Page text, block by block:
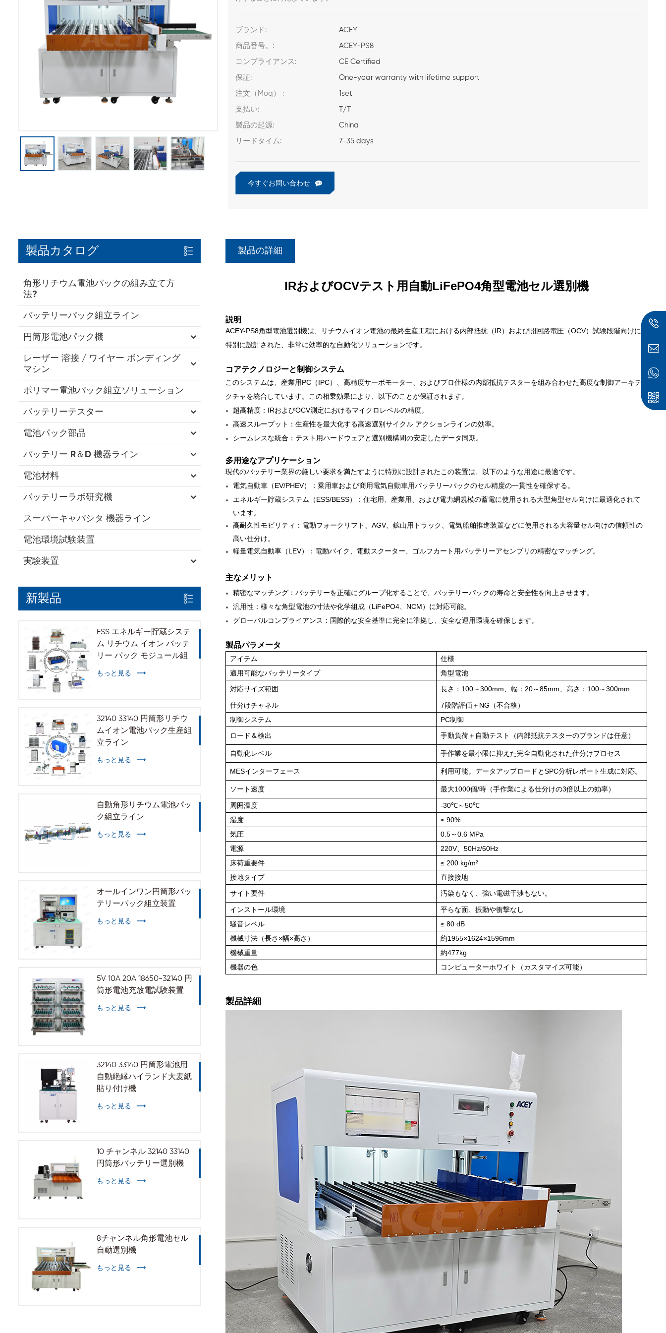
ブランド: ACEY
商品番号。: ACEY-PS8
コンプライアンス: CE Certified
保証: One-year warranty with lifetime support
注文（Moq） : 1set
支払い: T/T
製品の起源: China
リードタイム: 7-35 days
今すぐお問い合わせ
製品カタログ
角形リチウム電池パックの組み立て方
法?
バッテリーパック組立ライン
円筒形電池パック機
レーザー 溶接 / ワイヤー ボンディング
マシン
ポリマー電池パック組立ソリューション
バッテリーテスター
電池パック部品
バッテリー R＆D 機器ライン
電池材料
バッテリーラボ研究機
スーパーキャパシタ 機器ライン
電池環境試験装置
実験装置
新製品
ESS エネルギー貯蔵システ
ム リチウム イオン バッテ
リー パック モジュール組
もっと見る
32140 33140 円筒形リチウ
ムイオン電池パック生産組
立ライン
もっと見る
自動角形リチウム電池パッ
ク組立ライン
もっと見る
オールインワン円筒形バッ
テリーパック組立装置
もっと見る
5V 10A 20A 18650-32140 円
筒形電池充放電試験装置
もっと見る
32140 33140 円筒形電池用
自動絶縁ハイランド大麦紙
貼り付け機
もっと見る
10 チャンネル 32140 33140
円筒形バッテリー選別機
もっと見る
8チャンネル角形電池セル
自動選別機
もっと見る
製品の詳細
IRおよびOCVテスト用自動LiFePO4角型電池セル選別機
説明
ACEY-PS8角型電池選別機は、リチウムイオン電池の最終生産工程における内部抵抗（IR）および開回路電圧（OCV）試験段階向けに
特別に設計された、非常に効率的な自動化ソリューションです。
コアテクノロジーと制御システム
このシステムは、産業用PC（IPC）、高精度サーボモーター、およびプロ仕様の内部抵抗テスターを組み合わせた高度な制御アーキテ
クチャを統合しています。この相乗効果により、以下のことが保証されます。
超高精度：IRおよびOCV測定におけるマイクロレベルの精度。
高速スループット：生産性を最大化する高速選別サイクル アクションラインの効率。
シームレスな統合：テスト用ハードウェアと選別機構間の安定したデータ同期。
多用途なアプリケーション
現代のバッテリー業界の厳しい要求を満たすように特別に設計されたこの装置は、以下のような用途に最適です。
電気自動車（EV/PHEV）：乗用車および商用電気自動車用バッテリーパックのセル精度の一貫性を確保する。
エネルギー貯蔵システム（ESS/BESS）：住宅用、産業用、および電力網規模の蓄電に使用される大型角型セル向けに最適化されて
います。
高耐久性モビリティ：電動フォークリフト、AGV、鉱山用トラック、電気船舶推進装置などに使用される大容量セル向けの信頼性の
高い仕分け。
軽量電気自動車（LEV）：電動バイク、電動スクーター、ゴルフカート用バッテリーアセンブリの精密なマッチング。
主なメリット
精密なマッチング：バッテリーを正確にグループ化することで、バッテリーパックの寿命と安全性を向上させます。
汎用性：様々な角型電池の寸法や化学組成（LiFePO4、NCM）に対応可能。
グローバルコンプライアンス：国際的な安全基準に完全に準拠し、安全な運用環境を確保します。
製品パラメータ
アイテム
仕様
適用可能なバッテリータイプ
角型電池
対応サイズ範囲
長さ：100～300mm、幅：20～85mm、高さ：100～300mm
仕分けチャネル
7段階評価＋NG（不合格）
制御システム
PC制御
ロード＆検出
手動負荷＋自動テスト（内部抵抗テスターのブランドは任意）
自動化レベル 手作業を最小限に抑えた完全自動化された仕分けプロセス
MESインターフェース 利用可能。データアップロードとSPC分析レポート生成に対応。
ソート速度 最大1000個/時（手作業による仕分けの3倍以上の効率）
周囲温度
-30℃～50℃
湿度
≤ 90%
気圧
0.5～0.6 MPa
電源
220V、50Hz/60Hz
床荷重要件
≤ 200 kg/m²
接地タイプ
直接接地
サイト要件
汚染もなく、強い電磁干渉もない。
インストール環境
平らな面、振動や衝撃なし
騒音レベル
≤ 80 dB
機械寸法（長さ×幅×高さ）
約1955×1624×1596mm
機械重量
約477kg
機器の色
コンピューターホワイト（カスタマイズ可能）
製品詳細